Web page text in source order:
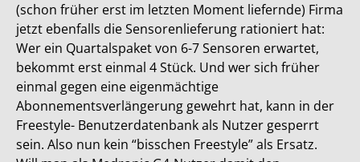
(schon früher erst im letzten Moment liefernde) Firma
jetzt ebenfalls die Sensorenlieferung rationiert hat:
Wer ein Quartalspaket von 6-7 Sensoren erwartet,
bekommt erst einmal 4 Stück. Und wer sich früher
einmal gegen eine eigenmächtige
Abonnementsverlängerung gewehrt hat, kann in der
Freestyle- Benutzerdatenbank als Nutzer gesperrt
sein. Also nun kein “bisschen Freestyle” als Ersatz.